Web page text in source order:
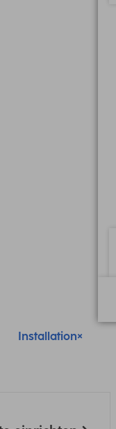
Installation